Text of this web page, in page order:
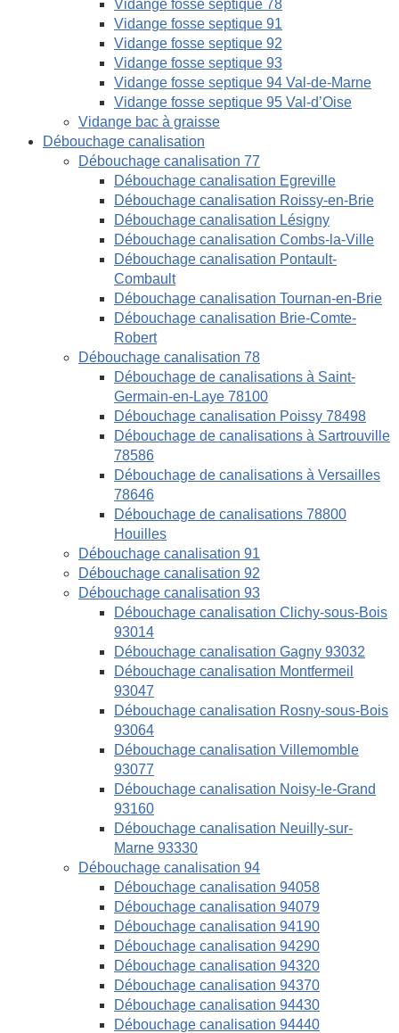
Vidange fosse septique 78
Vidange fosse septique 91
Vidange fosse septique 92
Vidange fosse septique 93
Vidange fosse septique 94 Val-de-Marne
Vidange fosse septique 95 Val-d’Oise
Vidange bac à graisse
Débouchage canalisation
Débouchage canalisation 77
Débouchage canalisation Egreville
Débouchage canalisation Roissy-en-Brie
Débouchage canalisation Lésigny
Débouchage canalisation Combs-la-Ville
Débouchage canalisation Pontault-
Combault
Débouchage canalisation Tournan-en-Brie
Débouchage canalisation Brie-Comte-
Robert
Débouchage canalisation 78
Débouchage de canalisations à Saint-
Germain-en-Laye 78100
Débouchage canalisation Poissy 78498
Débouchage de canalisations à Sartrouville
78586
Débouchage de canalisations à Versailles
78646
Débouchage de canalisations 78800
Houilles
Débouchage canalisation 91
Débouchage canalisation 92
Débouchage canalisation 93
Débouchage canalisation Clichy-sous-Bois
93014
Débouchage canalisation Gagny 93032
Débouchage canalisation Montfermeil
93047
Débouchage canalisation Rosny-sous-Bois
93064
Débouchage canalisation Villemomble
93077
Débouchage canalisation Noisy-le-Grand
93160
Débouchage canalisation Neuilly-sur-
Marne 93330
Débouchage canalisation 94
Débouchage canalisation 94058
Débouchage canalisation 94079
Débouchage canalisation 94190
Débouchage canalisation 94290
Débouchage canalisation 94320
Débouchage canalisation 94370
Débouchage canalisation 94430
Débouchage canalisation 94440